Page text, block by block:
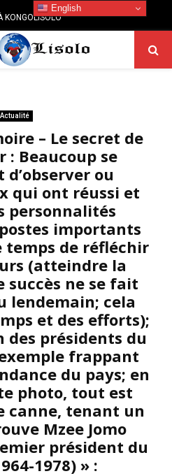
KONGOLISOLO
Actualité
– Le secret de
: Beaucoup se
ou
qui ont réussi et
personnalités
importants
temps de réfléchir
(atteindre la
succès ne se fait
lendemain; cela
et des efforts);
des présidents du
frappant
du pays; en
photo, tout est
canne, tenant un
Mzee Jomo
président du
1978) » :
English